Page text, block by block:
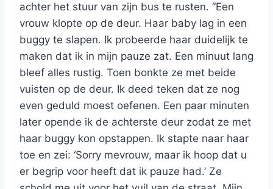
achter het stuur van zijn bus te rusten. “Een
vrouw klopte op de deur. Haar baby lag in een
buggy te slapen. Ik probeerde haar duidelijk te
maken dat ik in mijn pauze zat. Een minuut lang
bleef alles rustig. Toen bonkte ze met beide
vuisten op de deur. Ik deed teken dat ze nog
even geduld moest oefenen. Een paar minuten
later opende ik de achterste deur zodat ze met
haar buggy kon opstappen. Ik stapte naar haar
toe en zei: ‘Sorry mevrouw, maar ik hoop dat u
er begrip voor heeft dat ik pauze had.’ Ze